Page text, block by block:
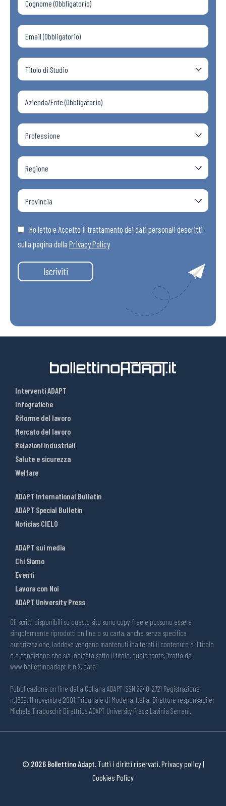
Ho letto e Accetto il trattamento dei dati personali descritti
sulla pagina della Privacy Policy
Iscriviti
Interventi ADAPT
Infografiche
Riforme del lavoro
Mercato del lavoro
Relazioni industriali
Salute e sicurezza
Welfare
ADAPT International Bulletin
ADAPT Special Bulletin
Noticias CIELO
ADAPT sui media
Chi Siamo
Eventi
Lavora con Noi
ADAPT University Press
Gli scritti disponibili su questo sito sono copy-free e possono essere
singolarmente riprodotti on line o su carta, anche senza specifica
autorizzazione, laddove vengano mantenuti inalterati il contenuto e il titolo
e a condizione che sia indicata sotto il titolo, quale fonte, “tratto da
www.bollettinoadapt.it n.X, data“
Pubblicazione on line della Collana ADAPT ISSN 2240-2721 Registrazione
n.1609, 11 novembre 2001, Tribunale di Modena, Italia. Direttore responsabile:
Michele Tiraboschi; Direttrice ADAPT University Press: Lavinia Serrani.
© 2026 Bollettino Adapt.Tutti i diritti riservati.Privacy policy|
Cookies Policy